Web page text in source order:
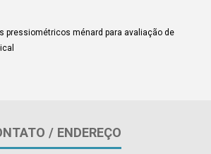
pressiométricos ménard para avaliação de
/ ENDEREÇO